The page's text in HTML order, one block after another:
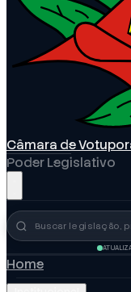
Câmara de
Poder Legislativo
Busca no portal
Home